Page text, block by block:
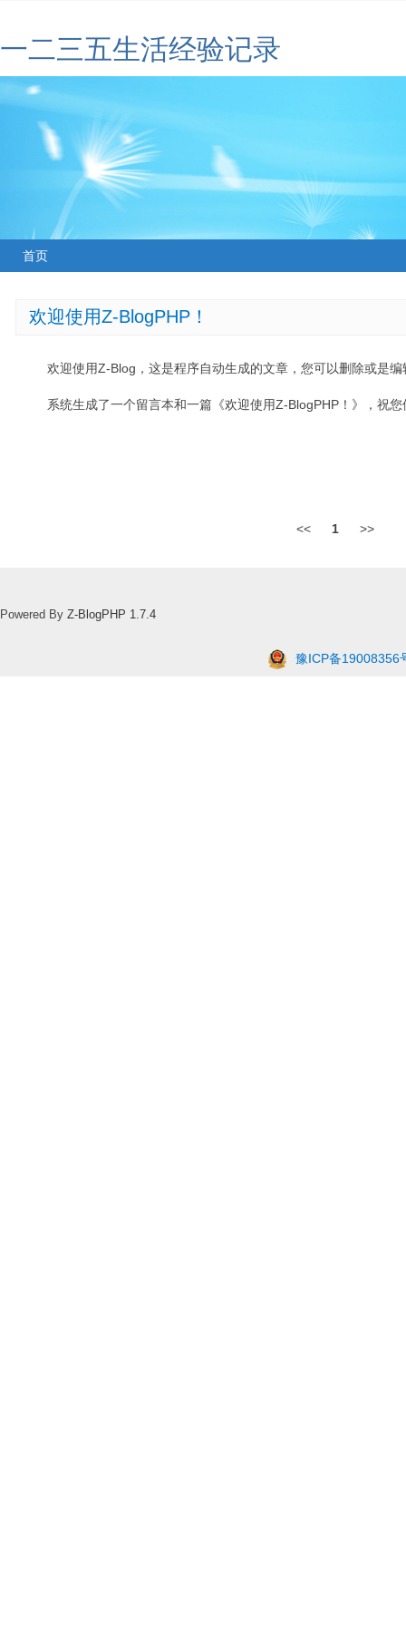
一二三五生活经验记录
首页
欢迎使用Z-BlogPHP！
欢迎使用Z-Blog，这是程序自动生成的文章，您可以删除或是编
系统生成了一个留言本和一篇《欢迎使用Z-BlogPHP！》，祝
<< 1 >>
Powered By Z-BlogPHP 1.7.4
豫ICP备19008356